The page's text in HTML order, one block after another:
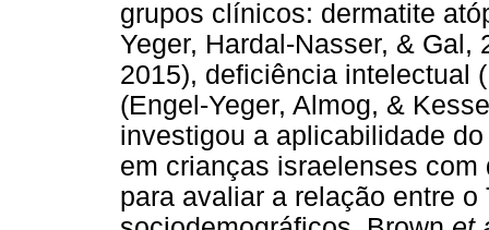
grupos clínicos: dermatite
Yeger, Hardal-Nasser, & Gal,
2015), deficiência intelectual
(Engel-Yeger, Almog, &
investigou a aplicabilidade
em crianças israelenses
para avaliar a relação entre